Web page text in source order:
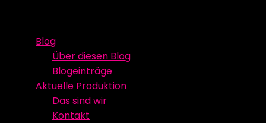
contentBlog
Über diesen Blog
Blogeinträge
Aktuelle Produktion
Das sind wir
Kontakt